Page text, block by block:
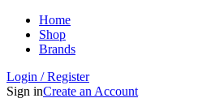
Home
Shop
Brands
Login / Register
Sign inCreate an Account